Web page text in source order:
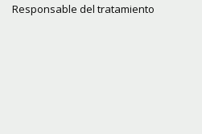
Responsable del tratamiento